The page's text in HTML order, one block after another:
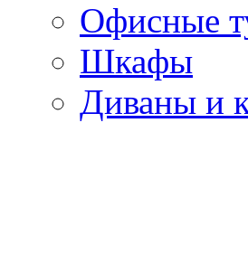
Офисные
Шкафы
Диваны и